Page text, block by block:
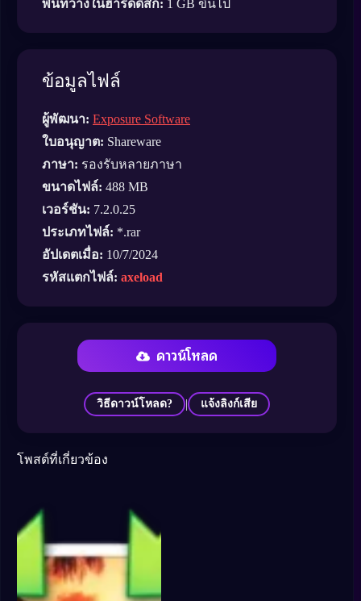
พื้นที่ว่างในฮาร์ดดิสก์: 1 GB ขึ้นไป
ข้อมูลไฟล์
ผู้พัฒนา: Exposure Software
ใบอนุญาต: Shareware
ภาษา: รองรับหลายภาษา
ขนาดไฟล์: 488 MB
เวอร์ชัน: 7.2.0.25
ประเภทไฟล์: *.rar
อัปเดตเมื่อ: 10/7/2024
รหัสแตกไฟล์: axeload
ดาวน์โหลด
วิธีดาวน์โหลด? | แจ้งลิงก์เสีย
โพสต์ที่เกี่ยวข้อง